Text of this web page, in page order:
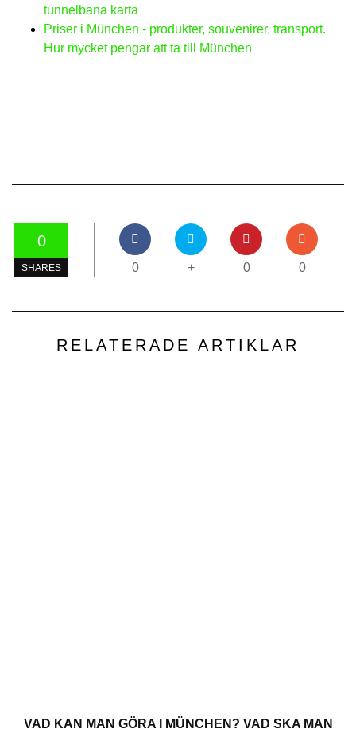
tunnelbana karta
Priser i München - produkter, souvenirer, transport.
Hur mycket pengar att ta till München
0
SHARES 0 + 0 0
RELATERADE ARTIKLAR
VAD KAN MAN GÖRA I MÜNCHEN? VAD SKA MAN